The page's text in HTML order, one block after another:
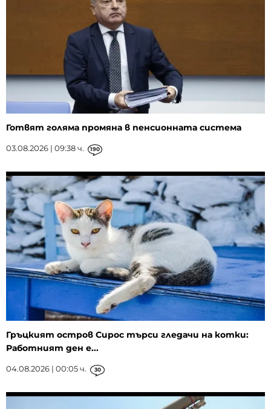
Готвят голяма промяна в пенсионната система
03.08.2026 | 09:38 ч. 190
Гръцкият остров Сирос търси гледачи на котки:
Работният ден е...
04.08.2026 | 00:05 ч. 30